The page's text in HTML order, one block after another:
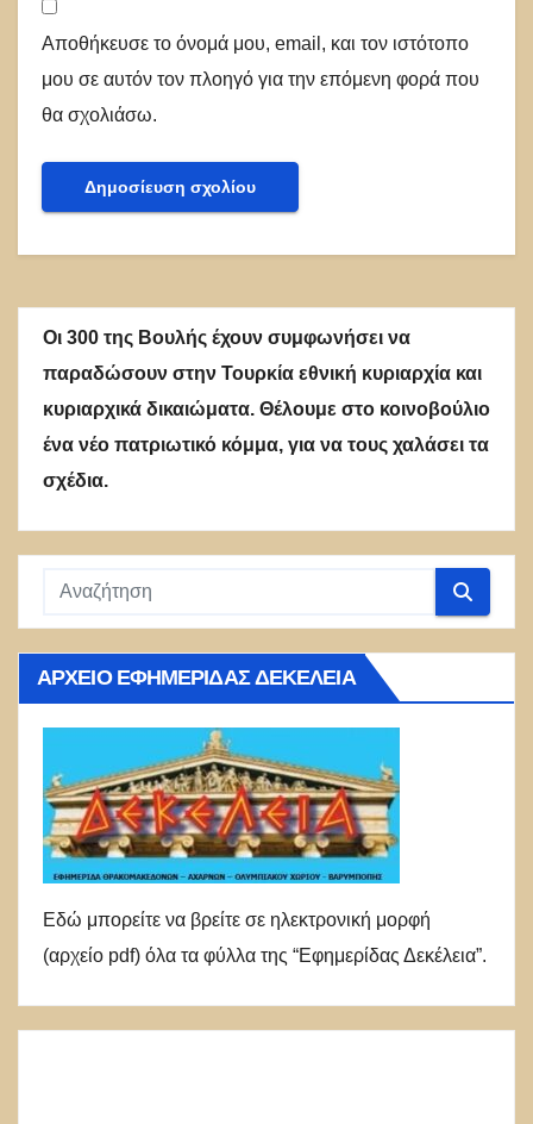
Αποθήκευσε το όνομά μου, email, και τον ιστότοπο
μου σε αυτόν τον πλοηγό για την επόμενη φορά που
θα σχολιάσω.
Οι 300 της Βουλής έχουν συμφωνήσει να
παραδώσουν στην Τουρκία εθνική κυριαρχία και
κυριαρχικά δικαιώματα. Θέλουμε στο κοινοβούλιο
ένα νέο πατριωτικό κόμμα, για να τους χαλάσει τα
σχέδια.
ΑΡΧΕΊΟ ΕΦΗΜΕΡΊΔΑΣ ΔΕΚΈΛΕΙΑ
Εδώ μπορείτε να βρείτε σε ηλεκτρονική μορφή
(αρχείο pdf) όλα τα φύλλα της “Εφημερίδας Δεκέλεια”.